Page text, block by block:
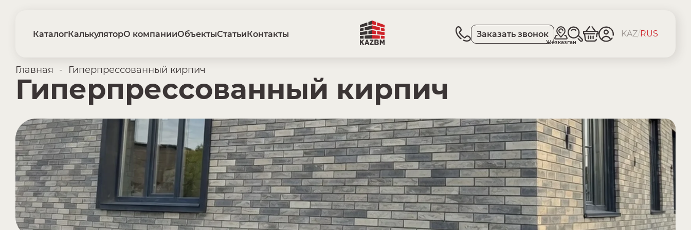
КаталогКалькуляторО компанииОбъектыСтатьиКонтакты Заказать звонок
Жезказган
KAZ/RUS
Главная - Гиперпрессованный кирпич
Гиперпрессованный кирпич